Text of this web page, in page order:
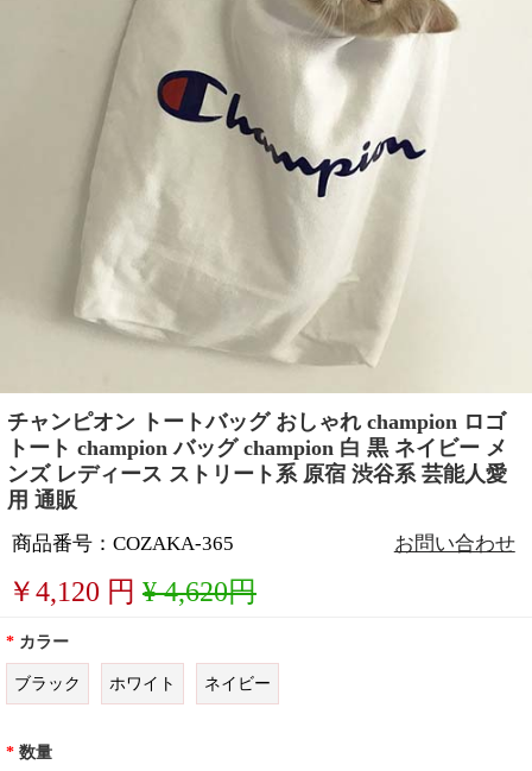
チャンピオン トートバッグ おしゃれ champion ロゴ
トート champion バッグ champion 白 黒 ネイビー メ
ンズ レディース ストリート系 原宿 渋谷系 芸能人愛
用 通販
商品番号：COZAKA-365 お問い合わせ
￥4,120 円 ¥ 4,620円
* カラー
ブラック ホワイト ネイビー
* 数量